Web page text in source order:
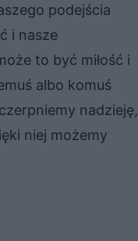
podejścia
i nasze
to być miłość i
albo komuś
nadzieję,
niej możemy